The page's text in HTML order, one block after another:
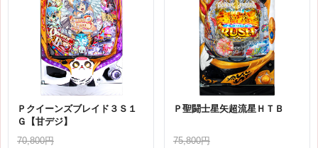
Ｐクイーンズブレイド３Ｓ１
Ｇ【甘デジ】
70,800円
Ｐ聖闘士星矢超流星ＨＴＢ
75,800円